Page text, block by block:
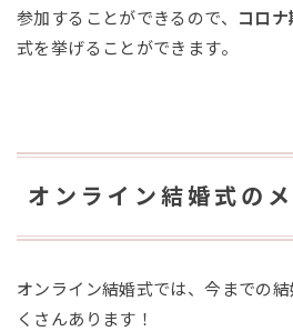
参加することができるので、
コロ
式を挙げることができます。
オンライン結婚式の
オンライン結婚式では、今までの
くさんあります！